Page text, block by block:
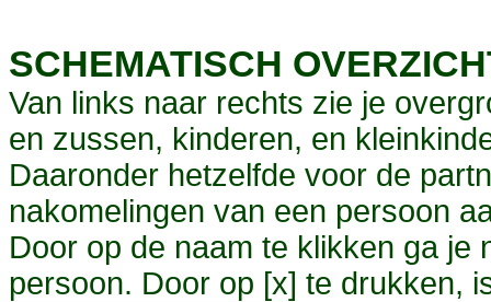
SCHEMATISCH
Van links naar rechts zie je
en zussen, kinderen, en
Daaronder hetzelfde voor de
nakomelingen van een persoon
Door op de naam te klikken ga je
persoon. Door op [x] te drukken,